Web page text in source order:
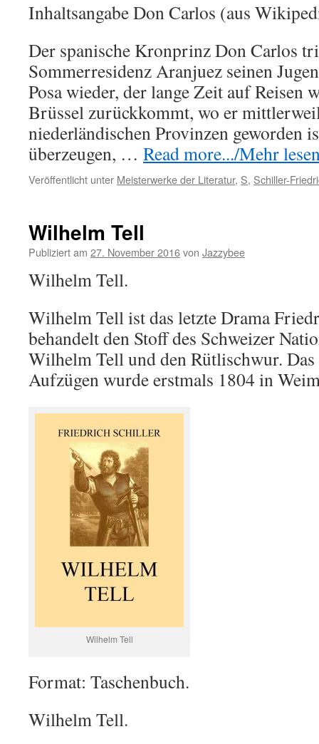
Inhaltsangabe Don Carlos (aus
Der spanische Kronprinz Don Carlos
Sommerresidenz Aranjuez seinen
Posa wieder, der lange Zeit auf Reisen
Brüssel zurückkommt, wo er
niederländischen Provinzen geworden
überzeugen, … Read more.../Mehr
Veröffentlicht unter Meisterwerke der Literatur, S, Schiller-
Wilhelm Tell
Publiziert am 27. November 2016von Jazzybee
Wilhelm Tell.
Wilhelm Tell ist das letzte Drama
behandelt den Stoff des Schweizer
Wilhelm Tell und den Rütlischwur.
Aufzügen wurde erstmals 1804 in
Wilhelm Tell
Format: Taschenbuch.
Wilhelm Tell.